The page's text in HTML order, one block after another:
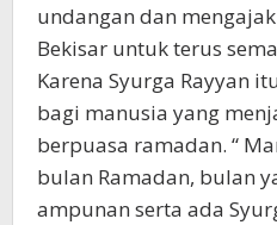
undangan dan
Bekisar untuk terus
Karena Syurga Rayyan
bagi manusia yang
berpuasa ramadan. “
bulan Ramadan, bulan
ampunan serta ada